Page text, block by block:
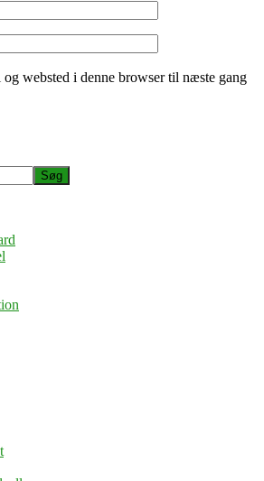
websted i denne browser til næste gang
Søg